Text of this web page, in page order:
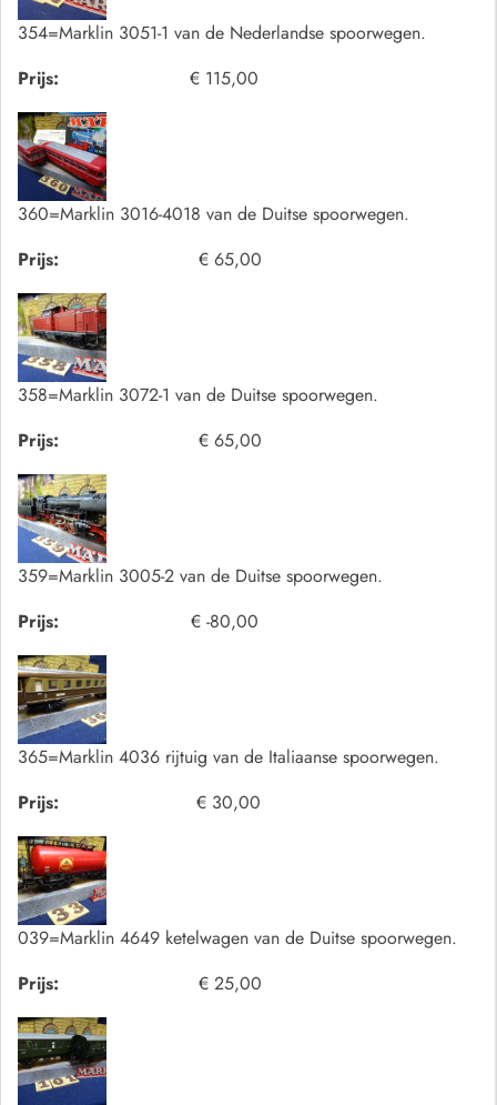
354=Marklin 3051-1 van de Nederlandse spoorwegen.
Prijs:
€ 115,00
360=Marklin 3016-4018 van de Duitse spoorwegen.
Prijs:
€ 65,00
358=Marklin 3072-1 van de Duitse spoorwegen.
Prijs:
€ 65,00
359=Marklin 3005-2 van de Duitse spoorwegen.
Prijs:
€ -80,00
365=Marklin 4036 rijtuig van de Italiaanse spoorwegen.
Prijs:
€ 30,00
039=Marklin 4649 ketelwagen van de Duitse spoorwegen.
Prijs:
€ 25,00